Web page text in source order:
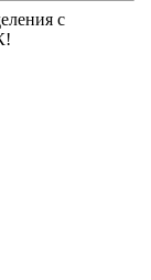
с